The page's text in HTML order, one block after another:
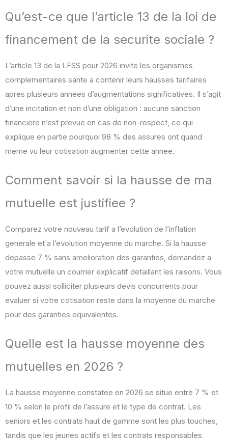
Qu’est-ce que l’article 13 de la loi de
financement de la securite sociale ?
L’article 13 de la LFSS pour 2026 invite les organismes
complementaires sante a contenir leurs hausses tarifaires
apres plusieurs annees d’augmentations significatives. Il s’agit
d’une incitation et non d’une obligation : aucune sanction
financiere n’est prevue en cas de non-respect, ce qui
explique en partie pourquoi 98 % des assures ont quand
meme vu leur cotisation augmenter cette annee.
Comment savoir si la hausse de ma
mutuelle est justifiee ?
Comparez votre nouveau tarif a l’evolution de l’inflation
generale et a l’evolution moyenne du marche. Si la hausse
depasse 7 % sans amelioration des garanties, demandez a
votre mutuelle un courrier explicatif detaillant les raisons. Vous
pouvez aussi solliciter plusieurs devis concurrents pour
evaluer si votre cotisation reste dans la moyenne du marche
pour des garanties equivalentes.
Quelle est la hausse moyenne des
mutuelles en 2026 ?
La hausse moyenne constatee en 2026 se situe entre 7 % et
10 % selon le profil de l’assure et le type de contrat. Les
seniors et les contrats haut de gamme sont les plus touches,
tandis que les jeunes actifs et les contrats responsables